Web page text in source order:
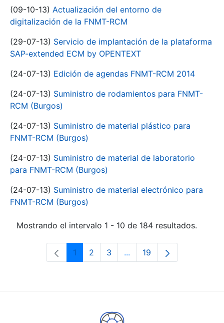
(09-10-13) Actualización del entorno de
digitalización de la FNMT-RCM
(29-07-13) Servicio de implantación de la plataforma
SAP-extended ECM by OPENTEXT
(24-07-13) Edición de agendas FNMT-RCM 2014
(24-07-13) Suministro de rodamientos para FNMT-
RCM (Burgos)
(24-07-13) Suministro de material plástico para
FNMT-RCM (Burgos)
(24-07-13) Suministro de material de laboratorio
para FNMT-RCM (Burgos)
(24-07-13) Suministro de material electrónico para
FNMT-RCM (Burgos)
Mostrando el intervalo 1 - 10 de 184 resultados.
Página
1 Página
2 Página
3 ...Páginas intermedias Use
Página
19